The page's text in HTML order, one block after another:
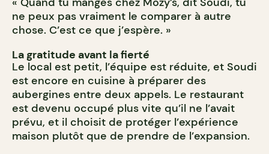
ne peux pas vraiment le comparer à autre
chose. C’est ce que j’espère. »
La gratitude avant la fierté
Le local est petit, l’équipe est réduite, et Soudi
est encore en cuisine à préparer des
aubergines entre deux appels. Le restaurant
est devenu occupé plus vite qu’il ne l’avait
prévu, et il choisit de protéger l’expérience
maison plutôt que de prendre de l’expansion.